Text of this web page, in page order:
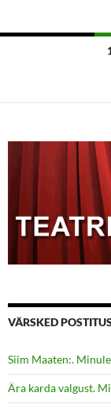
VÄRSKED
Siim Maaten:.
Ära karda valgust.